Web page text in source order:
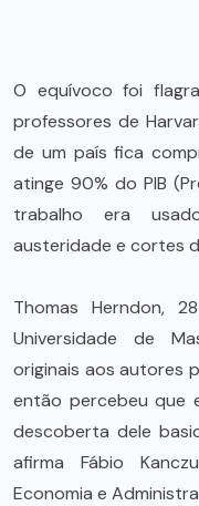
O equívoco foi
professores de
de um país fica
atinge 90% do PIB
trabalho era
austeridade e cortes
Thomas Herndon,
Universidade de
originais aos autores
então percebeu que
descoberta dele
afirma Fábio
Economia e